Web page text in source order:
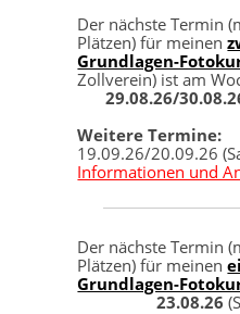
Der nächste Termin
Plätzen) für meinen
Grundlagen-
Zollverein) ist am
29.08.26/
Weitere Termine:
19.09.26/20.09.26
Informationen und
Der nächste Termin
Plätzen) für meinen
Grundlagen-
23.08.26